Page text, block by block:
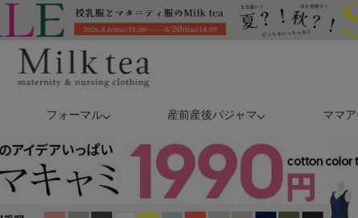
フォーマル 産前産後パジャマ ママ